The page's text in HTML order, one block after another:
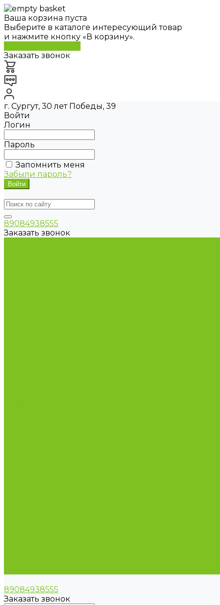
Ваша корзина пуста
Выберите в каталоге интересующий товар
и нажмите кнопку «В корзину».
Заказать звонок
г. Сургут, 30 лет Победы, 39
Войти
Логин
Пароль
Запомнить меня
Забыли пароль?
89084938555
Заказать звонок
89084938555
Заказать звонок